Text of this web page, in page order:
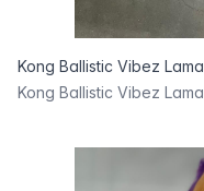
Kong Ballistic Vibez Lama
Kong Ballistic Vibez Lama